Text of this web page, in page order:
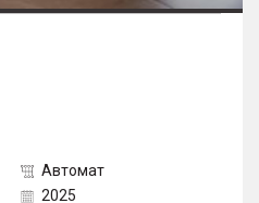
Автомат
2025